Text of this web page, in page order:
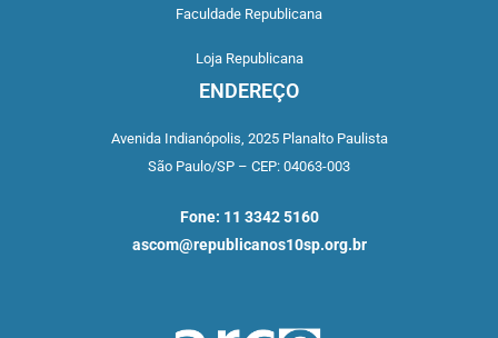
Faculdade Republicana
Loja Republicana
ENDEREÇO
Avenida Indianópolis, 2025 Planalto Paulista
São Paulo/SP – CEP: 04063-003
Fone: 11 3342 5160
ascom@republicanos10sp.org.br